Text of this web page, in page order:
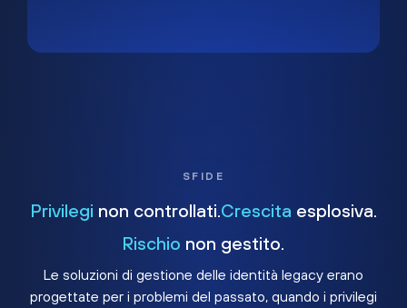
SFIDE
Privilegi non controllati. Crescita esplosiva.
Rischio non gestito.
Le soluzioni di gestione delle identità legacy erano
progettate per i problemi del passato, quando i privilegi